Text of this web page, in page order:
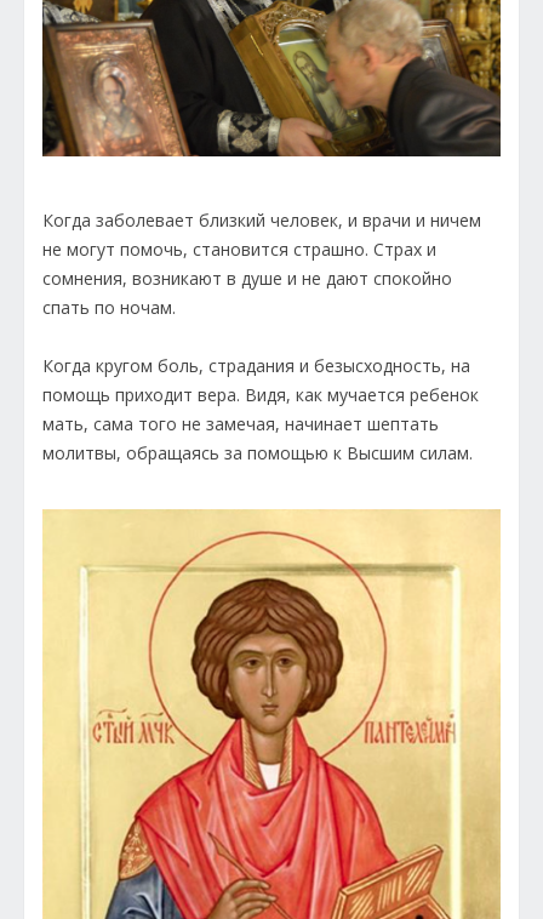
Когда заболевает близкий человек, и врачи и ничем
не могут помочь, становится страшно. Страх и
сомнения, возникают в душе и не дают спокойно
спать по ночам.
Когда кругом боль, страдания и безысходность, на
помощь приходит вера. Видя, как мучается ребенок
мать, сама того не замечая, начинает шептать
молитвы, обращаясь за помощью к Высшим силам.